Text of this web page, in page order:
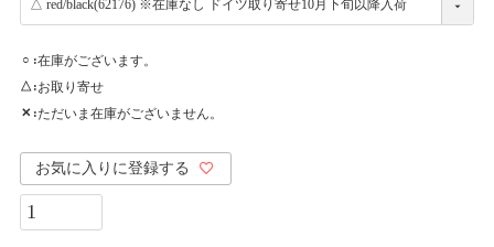
○ 在庫がございます。
△ お取り寄せ
✕ ただいま在庫がございません。
お気に入りに登録する